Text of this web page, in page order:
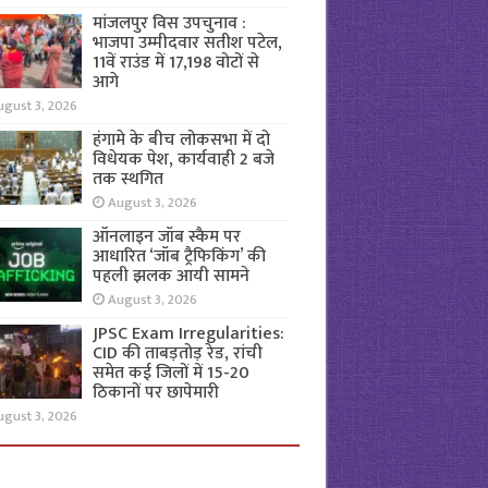
मांजलपुर विस उपचुनाव :
भाजपा उम्मीदवार सतीश पटेल,
11वें राउंड में 17,198 वोटों से
आगे
3, 2026
हंगामे के बीच लोकसभा में दो
विधेयक पेश, कार्यवाही 2 बजे
तक स्थगित
August 3, 2026
ऑनलाइन जॉब स्कैम पर
आधारित ‘जॉब ट्रैफिकिंग’ की
पहली झलक आयी सामने
August 3, 2026
JPSC Exam Irregularities:
CID की ताबड़तोड़ रेड, रांची
समेत कई जिलों में 15-20
ठिकानों पर छापेमारी
3, 2026